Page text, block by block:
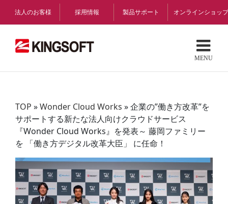
法人のお客様 採用情報 製品サポート オンラインショップ
TOP »Wonder Cloud Works »企業の”働き方改革”を
サポートする新たな法人向けクラウドサービス
『Wonder Cloud Works』を発表～ 藤岡ファミリー
を 「働き方デジタル改革大臣」 に任命！